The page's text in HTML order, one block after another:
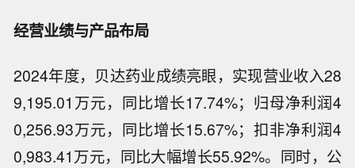
经营业绩与产品布局
2024年度，贝达药业成绩亮眼，实现营业收入28
9,195.01万元，同比增长17.74%；归母净利润4
0,256.93万元，同比增长15.67%；扣非净利润4
0,983.41万元，同比大幅增长55.92%。同时，公